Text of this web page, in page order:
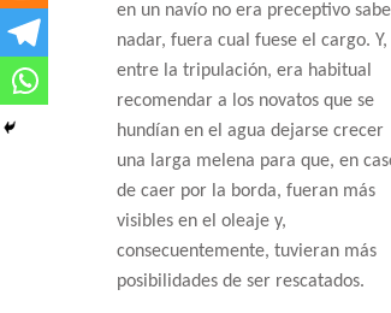
en un navío no era preceptivo
nadar, fuera cual fuese el cargo. Y,
entre la tripulación, era habitual
recomendar a los novatos que se
hundían en el agua dejarse crecer
una larga melena para que, en
de caer por la borda, fueran más
visibles en el oleaje y,
consecuentemente, tuvieran más
posibilidades de ser rescatados.